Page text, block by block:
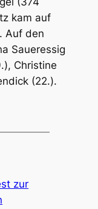
kam auf
Auf den
Saueressig
Christine
(22.).
zur